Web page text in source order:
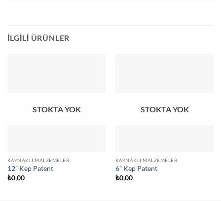
İLGILI ÜRÜNLER
STOKTA YOK
KAYNAKLI MALZEMELER
12” Kep Patent
₺0,00
STOKTA YOK
KAYNAKLI MALZEMELER
6” Kep Patent
₺0,00